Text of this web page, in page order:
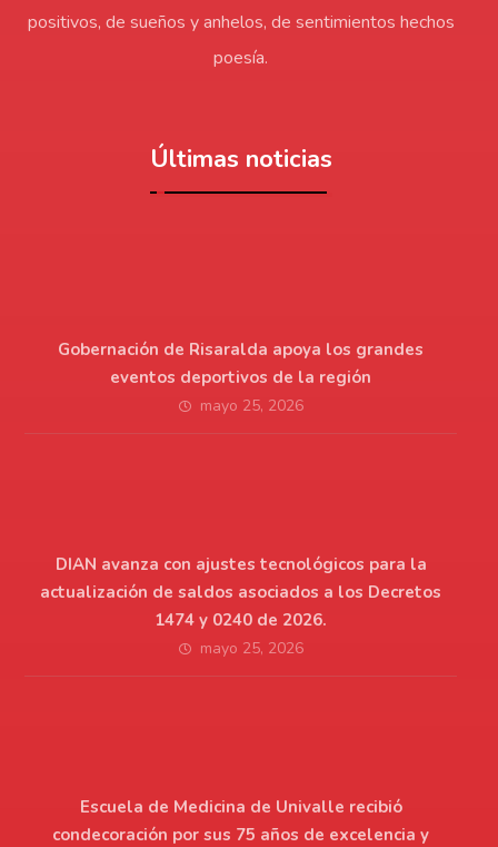
positivos, de sueños y anhelos, de sentimientos hechos
poesía.
Últimas noticias
Gobernación de Risaralda apoya los grandes
eventos deportivos de la región
mayo 25, 2026
DIAN avanza con ajustes tecnológicos para la
actualización de saldos asociados a los Decretos
1474 y 0240 de 2026.
mayo 25, 2026
Escuela de Medicina de Univalle recibió
condecoración por sus 75 años de excelencia y